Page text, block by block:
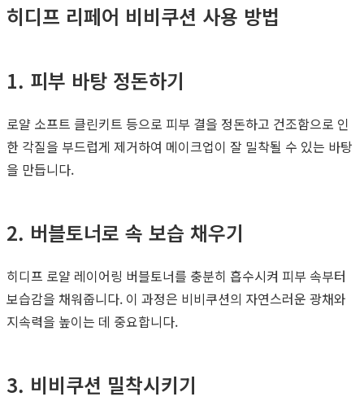
히디프 리페어 비비쿠션 사용 방법
1. 피부 바탕 정돈하기
로얄 소프트 클린키트 등으로 피부 결을 정돈하고 건조함으로 인
한 각질을 부드럽게 제거하여 메이크업이 잘 밀착될 수 있는 바탕
을 만듭니다.
2. 버블토너로 속 보습 채우기
히디프 로얄 레이어링 버블토너를 충분히 흡수시켜 피부 속부터
보습감을 채워줍니다. 이 과정은 비비쿠션의 자연스러운 광채와
지속력을 높이는 데 중요합니다.
3. 비비쿠션 밀착시키기